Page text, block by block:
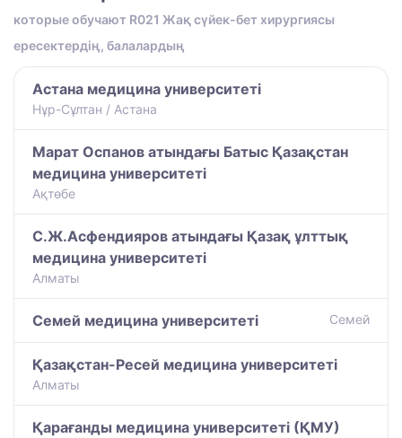
которые обучают R021 Жақ сүйек-бет хирургиясы
ересектердің, балалардың
Астана медицина университеті
Нұр-Сұлтан / Астана
Марат Оспанов атындағы Батыс Қазақстан
медицина университеті
Ақтөбе
С.Ж.Асфендияров атындағы Қазақ ұлттық
медицина университеті
Алматы
Семей медицина университеті Семей
Қазақстан-Ресей медицина университеті
Алматы
Қарағанды медицина университеті (ҚМУ)